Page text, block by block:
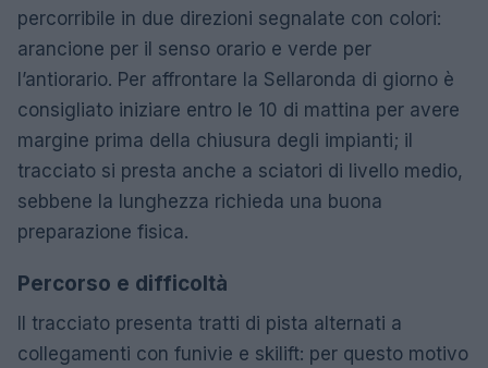
percorribile in due direzioni segnalate con colori:
arancione per il senso orario e verde per
l’antiorario. Per affrontare la Sellaronda di giorno è
consigliato iniziare entro le 10 di mattina per avere
margine prima della chiusura degli impianti; il
tracciato si presta anche a sciatori di livello medio,
sebbene la lunghezza richieda una buona
preparazione fisica.
Percorso e difficoltà
Il tracciato presenta tratti di pista alternati a
collegamenti con funivie e skilift: per questo motivo